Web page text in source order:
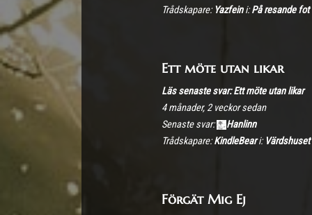
Trådskapare:Yazfein i:På resande fot
Ett möte utan likar
Läs senaste svar: Ett möte utan likar
4 månader, 2 veckor sedan
Senaste svar:
Hanlinn
Trådskapare:KindleBear i:
Förgät Mig Ej